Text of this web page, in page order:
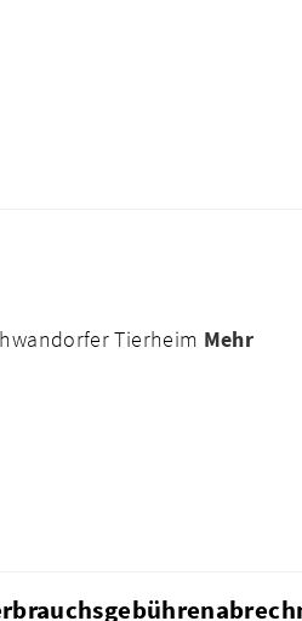
Tierheim Mehr